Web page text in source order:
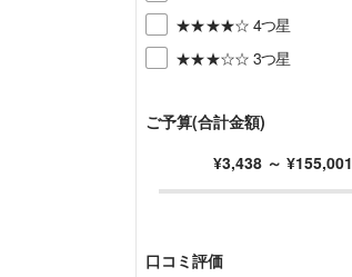
★★★★☆ 4つ星
★★★☆☆ 3つ星
ご予算(合計金額)
¥3,438～ ¥155,001
口コミ評価